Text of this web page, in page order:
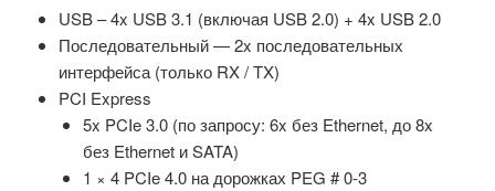
USB – 4x USB 3.1 (включая USB 2.0) + 4x USB 2.0
Последовательный — 2x последовательных
интерфейса (только RX / TX)
PCI Express
5x PCIe 3.0 (по запросу: 6x без Ethernet, до 8x
без Ethernet и SATA)
1 × 4 PCIe 4.0 на дорожках PEG # 0-3